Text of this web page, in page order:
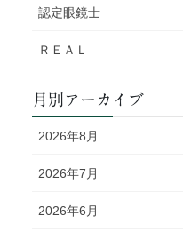
認定眼鏡士
ＲＥＡＬ
月別アーカイブ
2026年8月
2026年7月
2026年6月